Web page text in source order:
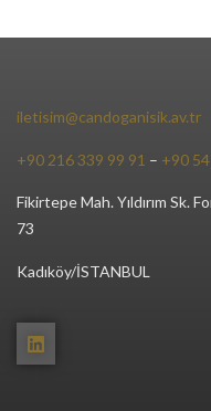
iletisim@candoganisik.av.tr
+90 216 339 99 91 – +90
Fikirtepe Mah. Yıldırım Sk.
73
Kadıköy/İSTANBUL